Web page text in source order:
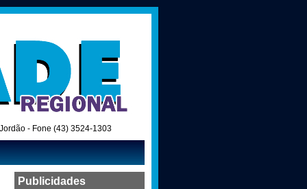
- Fone (43) 3524-1303
Publicidades